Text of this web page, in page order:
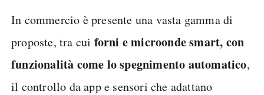
In commercio è presente una vasta gamma di
proposte, tra cui forni e microonde smart, con
funzionalità come lo spegnimento automatico,
il controllo da app e sensori che adattano